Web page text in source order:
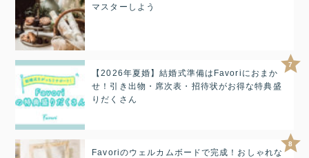
マスターしよう
7
【2026年夏婚】結婚式準備はFavoriにおまか
せ！引き出物・席次表・招待状がお得な特典盛
りだくさん
8
Favoriのウェルカムボードで完成！おしゃれな